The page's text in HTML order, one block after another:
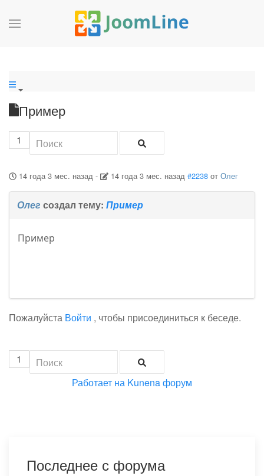
Пример
1
14 года 3 мес. назад- 14 года 3 мес. назад #2238 отОлег
Олег создал тему: Пример
Пример
Пожалуйста Войти , чтобы присоединиться к беседе.
1
Работает на Kunena форум
Последнее с форума